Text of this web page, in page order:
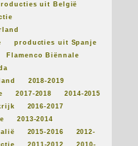
uit België
producties uit Spanje
Flamenco Biënnale
2018-2019
2017-2018
2014-2015
2016-2017
2013-2014
2015-2016
2012-
2011-2012
2010-